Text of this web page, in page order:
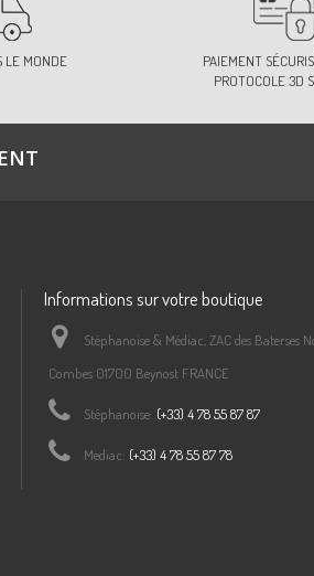
LE MONDE
PAIEMENT
PROTOCOLE 3D
Informations sur votre boutique
Stéphanoise & Médiac, ZAC des Baterses
Combes 01700 Beynost FRANCE
Stéphanoise: (+33) 4 78 55 87 87
Mediac: (+33) 4 78 55 87 78